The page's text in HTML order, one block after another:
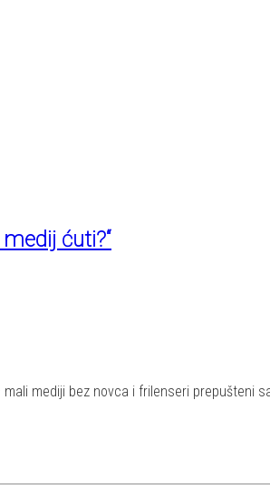
ćuti?“
mediji bez novca i frilenseri prepušteni